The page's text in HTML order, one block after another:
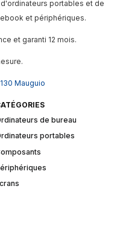
portables et de
et périphériques.
et garanti 12 mois.
Mauguio
de bureau
portables